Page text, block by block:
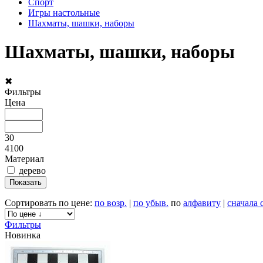
Спорт
Игры настольные
Шахматы, шашки, наборы
Шахматы, шашки, наборы
✖
Фильтры
Цена
30
4100
Материал
дерево
Сортировать по цене: по возр. | по убыв. по алфавиту | сначала
Фильтры
Новинка